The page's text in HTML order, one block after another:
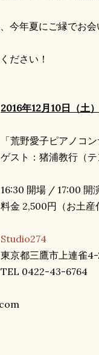
今年夏にご縁でお
ださい！
2016年12月10日（土）
「荒野愛子ピアノコン
ゲスト：猪浦教行（テ
16:30 開場 / 17:00 開
料金 2,500円（お土産
Studio274
東京都三鷹市上連雀
TEL 0422-43-6764